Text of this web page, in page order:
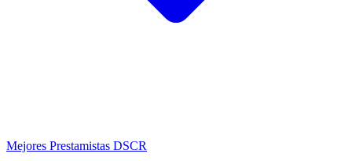
Mejores Prestamistas DSCR